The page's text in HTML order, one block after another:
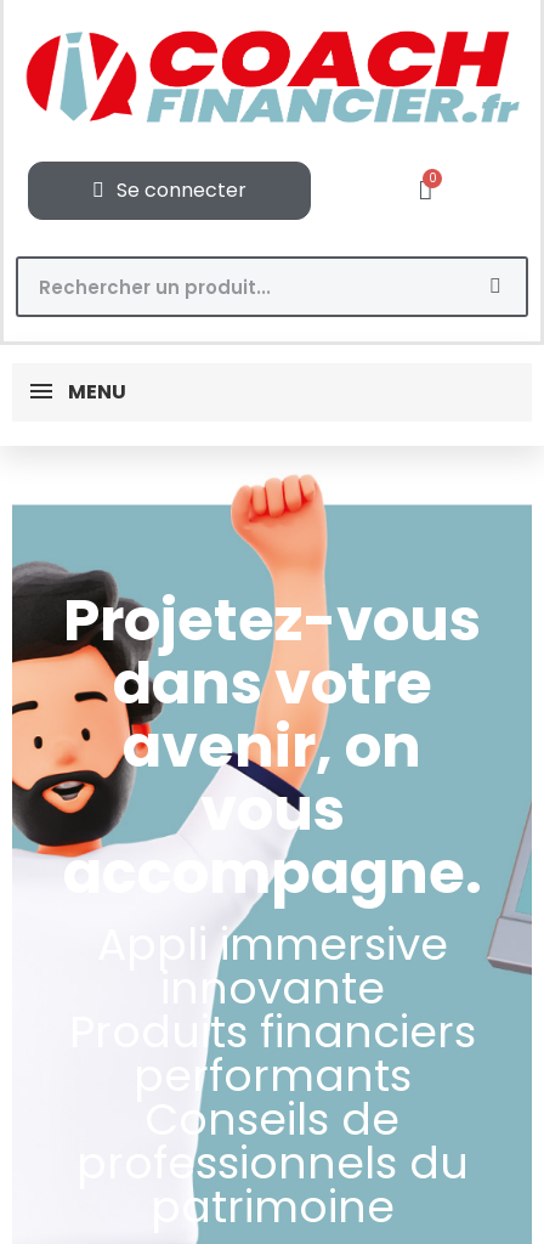
Se connecter
MENU
Projetez-vous
dans votre
avenir, on
vous
accompagne.
Appli immersive
innovante
Produits financiers
performants
Conseils de
professionnels du
patrimoine